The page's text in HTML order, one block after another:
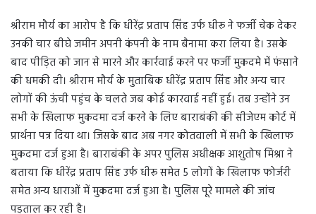
श्रीराम मौर्य का आरोप है कि धीरेंद्र प्रताप सिंह उर्फ धीरू ने फर्जी चेक देकर
उनकी चार बीघे जमीन अपनी कंपनी के नाम बैनामा करा लिया है। उसके
बाद पीड़ित को जान से मारने और कार्रवाई करने पर फर्जी मुकदमे में फंसाने
की धमकी दी। श्रीराम मौर्य के मुताबिक धीरेंद्र प्रताप सिंह और अन्य चार
लोगों की ऊंची पहुंच के चलते जब कोई कारवाई नहीं हुई। तब उन्होंने उन
सभी के खिलाफ मुकदमा दर्ज करने के लिए बाराबंकी की सीजेएम कोर्ट में
प्रार्थना पत्र दिया था। जिसके बाद अब नगर कोतवाली में सभी के खिलाफ
मुकदमा दर्ज हुआ है। बाराबंकी के अपर पुलिस अधीक्षक आशुतोष मिश्रा ने
बताया कि धीरेंद्र प्रताप सिंह उर्फ धीरू समेत 5 लोगों के खिलाफ फोर्जरी
समेत अन्य धाराओं में मुकदमा दर्ज हुआ है। पुलिस पूरे मामले की जांच
पड़ताल कर रही है।